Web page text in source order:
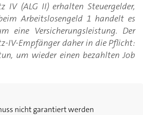
IV (ALG II) erhalten Steuergelder,
Arbeitslosengeld 1 handelt es
eine Versicherungsleistung. Der
IV-Empfänger daher in die Pflicht:
um wieder einen bezahlten Job
nicht garantiert werden